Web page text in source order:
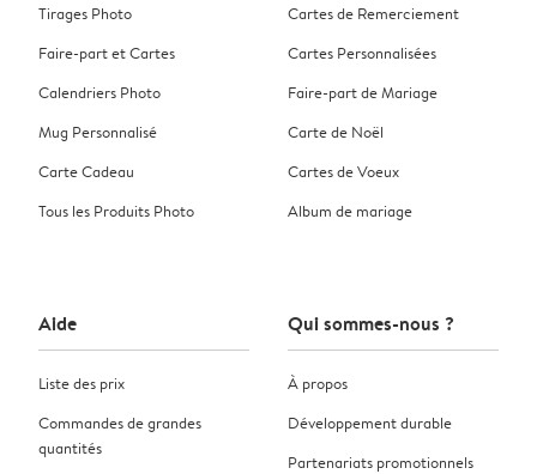
Tirages Photo
Faire-part et Cartes
Calendriers Photo
Mug Personnalisé
Carte Cadeau
Tous les Produits Photo
Cartes de Remerciement
Cartes Personnalisées
Faire-part de Mariage
Carte de Noël
Cartes de Voeux
Album de mariage
Aide
Liste des prix
Commandes de grandes
quantités
Qui sommes-nous ?
À propos
Développement durable
Partenariats promotionnels